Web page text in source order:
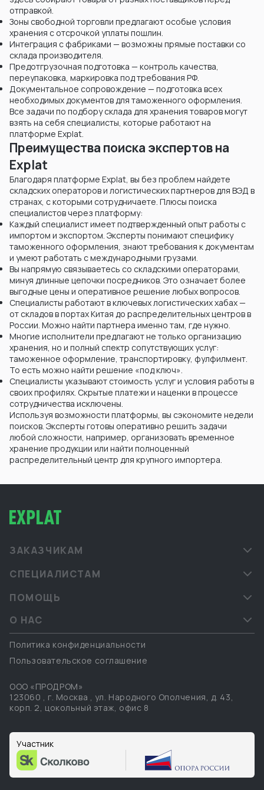
отправкой.
Зоны свободной торговли предлагают особые условия
хранения с отсрочкой уплаты пошлин.
Интеграция с фабриками — возможны прямые поставки со
склада производителя.
Предотгрузочная подготовка — контроль качества,
переупаковка, маркировка под требования РФ.
Документальное сопровождение — подготовка всех
необходимых документов для таможенного оформления.
Все задачи по подбору склада для хранения товаров могут
взять на себя специалисты, которые работают на
платформе Explat.
Преимущества поиска экспертов на
Explat
Благодаря платформе Explat, вы без проблем найдете
складских операторов и логистических партнеров для ВЭД в
странах, с которыми сотрудничаете. Плюсы поиска
специалистов через платформу:
Каждый специалист имеет подтвержденный опыт работы с
импортом и экспортом. Эксперты понимают специфику
таможенного оформления, знают требования к документам
и умеют работать с международными грузами.
Вы напрямую связываетесь со складскими операторами,
минуя длинные цепочки посредников. Это означает более
выгодные цены и оперативное решение любых вопросов.
Специалисты работают в ключевых логистических хабах —
от складов в портах Китая до распределительных центров в
России. Можно найти партнера именно там, где нужно.
Многие исполнители предлагают не только организацию
хранения, но и полный спектр сопутствующих услуг:
таможенное оформление, транспортировку, фулфилмент.
То есть можно найти решение «под ключ».
Специалисты указывают стоимость услуг и условия работы в
своих профилях. Скрытые платежи и наценки в процессе
сотрудничества исключены.
Используя возможности платформы, вы сэкономите недели
поисков. Эксперты готовы оперативно решить задачи
любой сложности, например, организовать временное
хранение продукции или найти полноценный
распределительный центр для крупного импортера.
ЗАКАЗЧИКАМ
СПЕЦИАЛИСТАМ
ПОМОЩЬ
О НАС
Политика конфиденциальности
Пользовательское соглашение
ООО «ПРОДРОМ»
123060 , г. Москва , ул. Народного Ополчения, д. 43,
корп. 2, цокольный этаж, офис 8
Участник